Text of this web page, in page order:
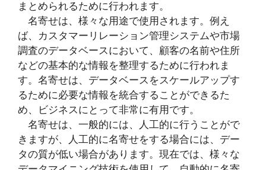
まとめられるために行われます。
名寄せは、様々な用途で使用されます。例え
ば、カスタマーリレーション管理システムや市場
調査のデータベースにおいて、顧客の名前や住所
などの基本的な情報を整理するために行われま
す。名寄せは、データベースをスケールアップす
るために必要な情報を統合することができるた
め、ビジネスにとって非常に有用です。
名寄せは、一般的には、人工的に行うことがで
きますが、人工的に名寄せをする場合には、デー
タの質が低い場合があります。現在では、様々な